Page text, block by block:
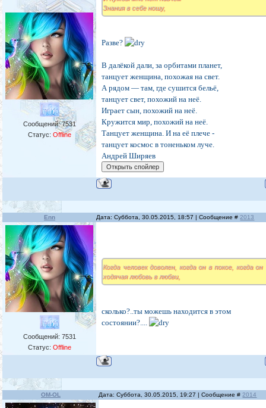
Сообщений:7531
Статус: Offline
Знания в себе ношу,
Разве?
В далёкой дали, за орбитами планет,
танцует женщина, похожая на свет.
А рядом — там, где сушится бельё,
танцует свет, похожий на неё.
Играет сын, похожий на неё.
Кружится мир, похожий на неё.
Танцует женщина. И на её плече -
танцует космос в тоненьком луче.
Андрей Ширяев
Enn Дата: Суббота, 30.05.2015, 18:57 | Сообщение #2013
Сообщений: 7531
Статус: Offline
Когда человек доволен, когда он в покое, когда он
ходячая любовь в любви,
сколько?..ты можешь находится в этом
состоянии?....
OM-OL Дата: Суббота, 30.05.2015, 19:27 | Сообщение #2014